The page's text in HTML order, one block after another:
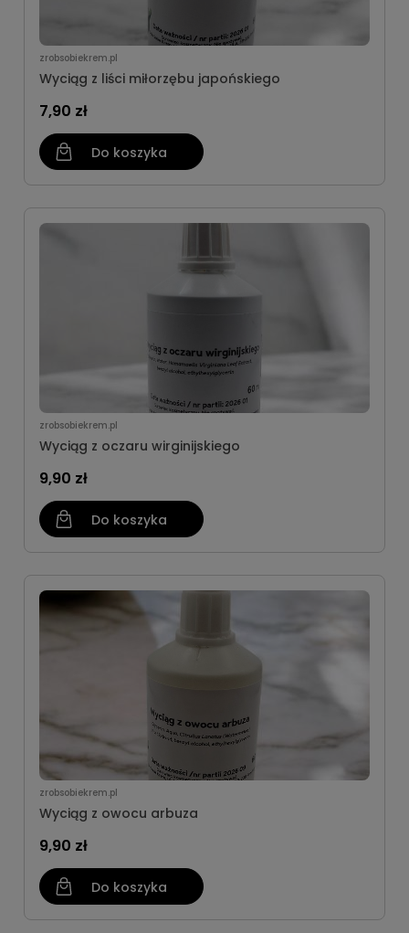
zrobsobiekrem.pl
Wyciąg z liści miłorzębu japońskiego
7,90 zł
Do koszyka
zrobsobiekrem.pl
Wyciąg z oczaru wirginijskiego
9,90 zł
Do koszyka
zrobsobiekrem.pl
Wyciąg z owocu arbuza
9,90 zł
Do koszyka